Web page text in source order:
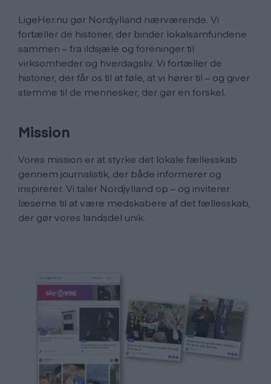
LigeHer.nu gør Nordjylland nærværende. Vi
fortæller de historier, der binder lokalsamfundene
sammen – fra ildsjæle og foreninger til
virksomheder og hverdagsliv. Vi fortæller de
historier, der får os til at føle, at vi hører til – og giver
stemme til de mennesker, der gør en forskel.
Mission
Vores mission er at styrke det lokale fællesskab
gennem journalistik, der både informerer og
inspirerer. Vi taler Nordjylland op – og inviterer
læserne til at være medskabere af det fællesskab,
der gør vores landsdel unik.